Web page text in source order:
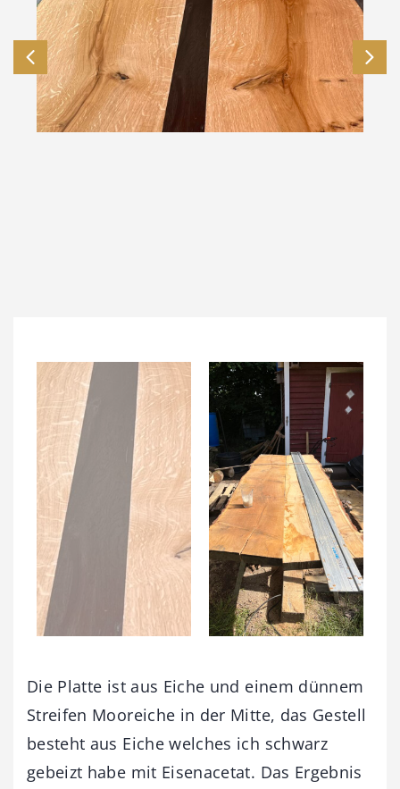
Die Platte ist aus Eiche und einem dünnem
Streifen Mooreiche in der Mitte, das Gestell
besteht aus Eiche welches ich schwarz
gebeizt habe mit Eisenacetat. Das Ergebnis